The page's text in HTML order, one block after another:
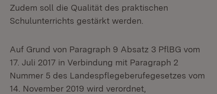
Zudem soll die Qualität des praktischen
Schulunterrichts gestärkt werden.
Auf Grund von Paragraph 9 Absatz 3 PflBG vom
17. Juli 2017 in Verbindung mit Paragraph 2
Nummer 5 des Landespflegeberufegesetzes vom
14. November 2019 wird verordnet,